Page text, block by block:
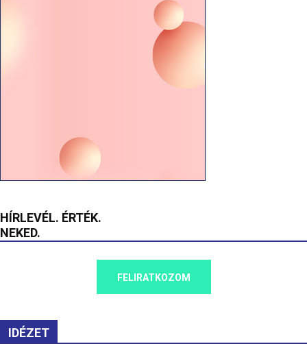
HÍRLEVÉL. ÉRTÉK.
NEKED.
FELIRATKOZOM
IDÉZET